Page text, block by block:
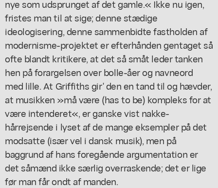
nye som udsprunget af det gamle.« Ikke nu igen,
fristes man til at sige; denne stædige
ideologisering, denne sammenbidte fastholden af
modernisme-projektet er efterhånden gentaget så
ofte blandt kritikere, at det så småt leder tanken
hen på forargelsen over bolle-åer og navneord
med lille. At Griffiths gir' den en tand til og hævder,
at musikken »må være (has to be) kompleks for at
være intenderet«, er ganske vist nakke-
hårrejsende i lyset af de mange eksempler på det
modsatte (især vel i dansk musik), men på
baggrund af hans foregående argumentation er
det såmænd ikke særlig overraskende; det er lige
før man får ondt af manden.